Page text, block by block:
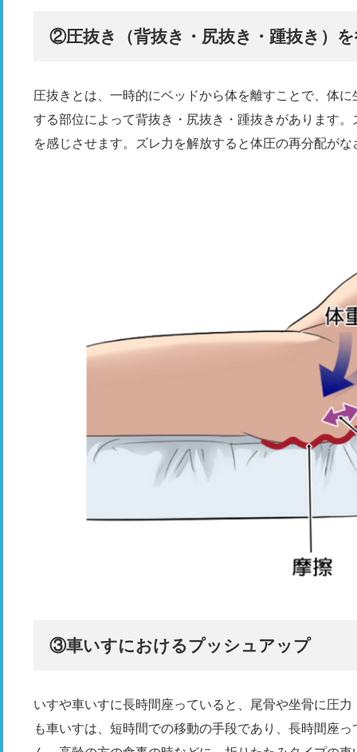
②圧抜き（背抜き・尻抜き・踵抜き）
圧抜きとは、一時的にベッドから体を離すことで、体
する部位によって背抜き・尻抜き・踵抜きがあります
を感じさせます。ズレ力を解放すると体圧の再分配が
③車いすにおけるプッシュアップ
いすや車いすに長時間座っていると、尾骨や坐骨に圧
も車いすは、短時間での移動の手段であり、長時間座